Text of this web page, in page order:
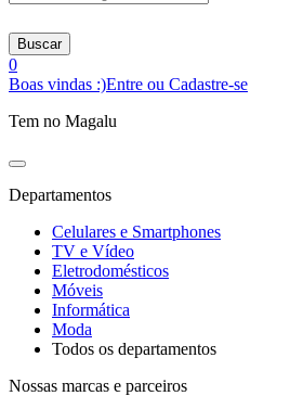
Buscar
0
Boas vindas :)Entre ou Cadastre-se
Tem no Magalu
Departamentos
Celulares e Smartphones
TV e Vídeo
Eletrodomésticos
Móveis
Informática
Moda
Todos os departamentos
Nossas marcas e parceiros